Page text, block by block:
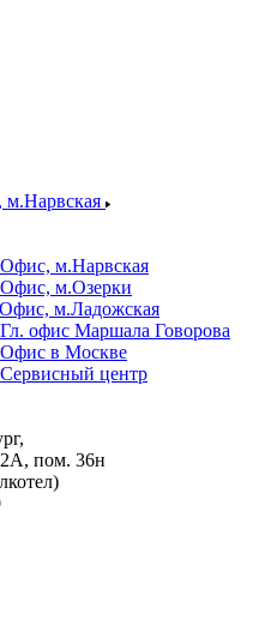
Офис, м.Нарвская
Офис, м.Озерки
Офис, м.Ладожская
Гл. офис Маршала Говорова
Офис в Москве
Сервисный центр
пом. 36н